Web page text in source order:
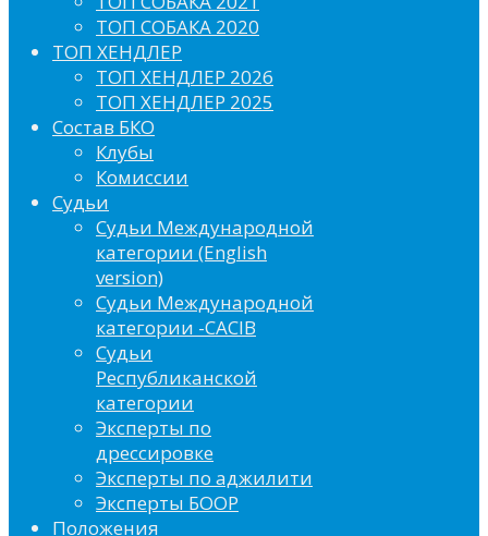
ТОП СОБАКА 2020
ТОП ХЕНДЛЕР
ТОП ХЕНДЛЕР 2026
ТОП ХЕНДЛЕР 2025
Состав БКО
Клубы
Комиссии
Судьи
Судьи Международной
категории (English
version)
Судьи Международной
категории -CACIB
Судьи
Республиканской
категории
Эксперты по
дрессировке
Эксперты по аджилити
Эксперты БООР
Положения